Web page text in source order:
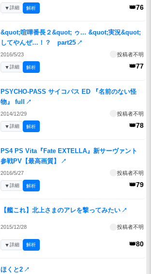
👑76
▼詳細 解析
&quot;喧嘩番長２&quot; ゥ… &quot;実況&quot;
してやんぜ…！？ part25 ↗
2016/5/23 投稿者不明
👑77
▼詳細 解析
PSYCHO-PASS サイコパス ED 『名前のない怪
物』 full
↗
2014/12/29 投稿者不明
👑78
▼詳細 解析
PS4 PS Vita『Fate EXTELLA』新サーヴァント
参戦PV【最高画質】
↗
2016/5/27 投稿者不明
👑79
▼詳細 解析
【艦これ】北上さまのアレを撃ってみたい ↗
2015/12/28 投稿者不明
👑80
▼詳細 解析
ほくと2 ↗